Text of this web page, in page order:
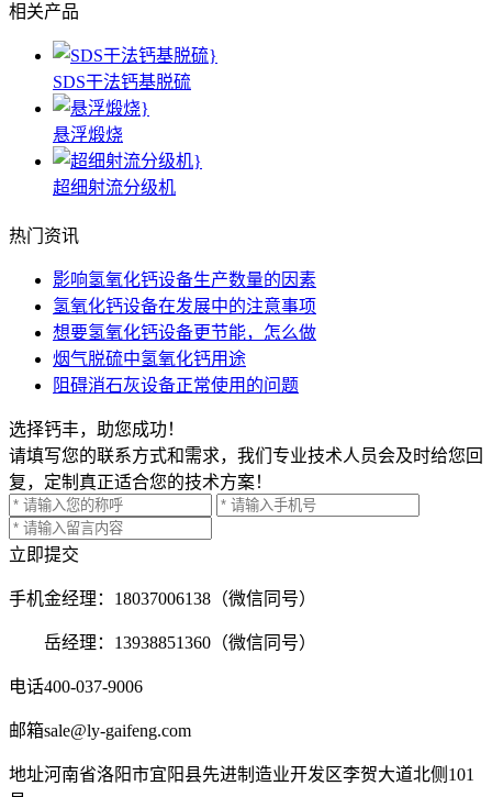
相关产品
SDS干法钙基脱硫
悬浮煅烧
超细射流分级机
热门资讯
影响氢氧化钙设备生产数量的因素
氢氧化钙设备在发展中的注意事项
想要氢氧化钙设备更节能，怎么做
烟气脱硫中氢氧化钙用途
阻碍消石灰设备正常使用的问题
选择钙丰，助您成功！
请填写您的联系方式和需求，我们专业技术人员会及时给您回
复，定制真正适合您的技术方案！
立即提交
手机金经理：18037006138（微信同号）
岳经理：13938851360（微信同号）
电话400-037-9006
邮箱sale@ly-gaifeng.com
地址河南省洛阳市宜阳县先进制造业开发区李贺大道北侧101